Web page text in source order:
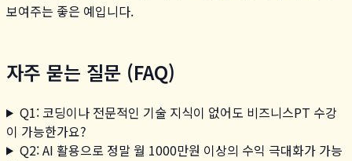
보여주는 좋은 예입니다.
자주 묻는 질문 (FAQ)
Q1: 코딩이나 전문적인 기술 지식이 없어도 비즈니스PT 수강
이 가능한가요?
Q2: AI 활용으로 정말 월 1000만원 이상의 수익 극대화가 가능